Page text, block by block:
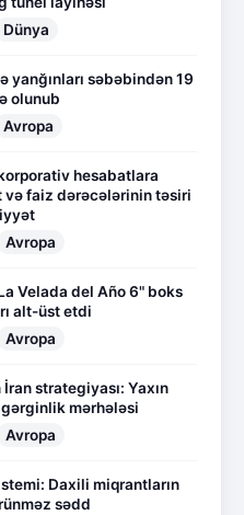
Dünya
yanğınları səbəbindən 19
olunub
Avropa
hesabatlara
və faiz dərəcələrinin təsiri
Avropa
Velada del Año 6" boks
alt-üst etdi
Avropa
İran strategiyası: Yaxın
mərhələsi
Avropa
Daxili miqrantların
sədd